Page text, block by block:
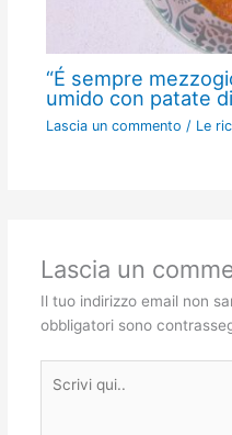
“É sempre
umido con patate
Lascia un commento / Le
Lascia un
Il tuo indirizzo email non
obbligatori sono
qui..